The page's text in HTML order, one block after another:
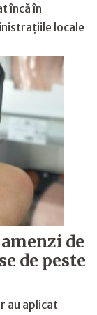
încă în
locale
de
de peste
au aplicat